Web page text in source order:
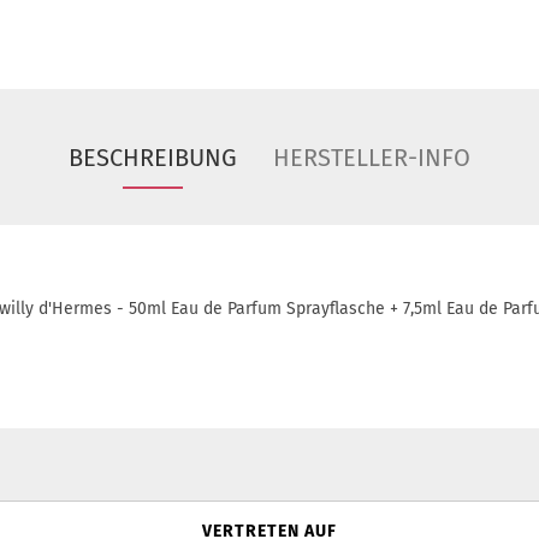
BESCHREIBUNG HERSTELLER-INFO
d'Hermes - 50ml Eau de Parfum Sprayflasche + 7,5ml Eau de
VERTRETEN AUF